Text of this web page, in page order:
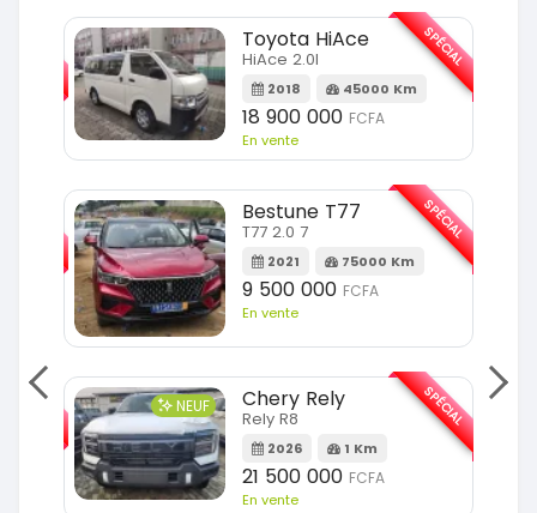
SPÉCIAL
Toyota HiAce
HiAce 2.0l
2018 45000 Km
18 900 000 FCFA
En vente
SPÉCIAL
Bestune T77
T77 2.0 7
2021 75000 Km
9 500 000 FCFA
En vente
SPÉCIAL
NEUF Chery Rely
Rely R8
2026 1 Km
21 500 000 FCFA
En vente
SPÉCIAL